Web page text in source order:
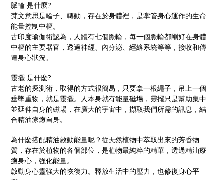
脈輪 是什麼?
梵文意思是輪子、轉動，存在於身體裡，是掌管身心運作的生命
能量控制中樞。
古印度瑜伽術認為，人體有七個脈輪，每一個脈輪都剛好在身體
中樞的主要器官，透過神經、內分泌、經絡系統等等，接收和傳
達身心狀況。
靈擺 是什麼?
古老的探測術，取得的方式很簡易，只要拿一根繩子，吊上一個
垂墜重物，就是靈擺。人本身就有能量磁場，靈擺只是幫助集中
並延伸自身的磁場，在廣大的宇宙中，擷取我們所需的訊息，結
合精油療癒自身。
為什麼搭配精油啟動能量呢？從天然植物中萃取出來的芳香物
質，存在於植物的各個部位，是植物最純粹的精華，透過精油療
癒身心，強化能量。
啟動身心靈強大的恢復力。釋放生活中的壓力，也修復身心平